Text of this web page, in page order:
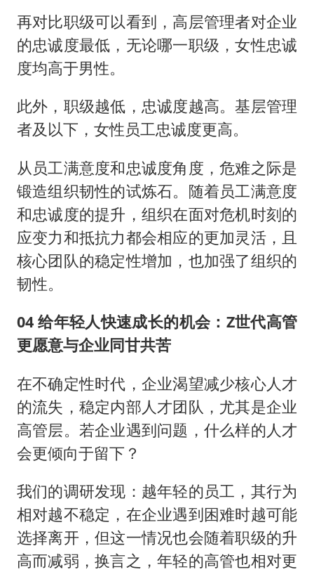
再对比职级可以看到，高层管理者对企业
的忠诚度最低，无论哪一职级，女性忠诚
度均高于男性。
此外，职级越低，忠诚度越高。基层管理
者及以下，女性员工忠诚度更高。
从员工满意度和忠诚度角度，危难之际是
锻造组织韧性的试炼石。随着员工满意度
和忠诚度的提升，组织在面对危机时刻的
应变力和抵抗力都会相应的更加灵活，且
核心团队的稳定性增加，也加强了组织的
韧性。
04 给年轻人快速成长的机会：Z世代高管
更愿意与企业同甘共苦
在不确定性时代，企业渴望减少核心人才
的流失，稳定内部人才团队，尤其是企业
高管层。若企业遇到问题，什么样的人才
会更倾向于留下？
我们的调研发现：越年轻的员工，其行为
相对越不稳定，在企业遇到困难时越可能
选择离开，但这一情况也会随着职级的升
高而减弱，换言之，年轻的高管也相对更